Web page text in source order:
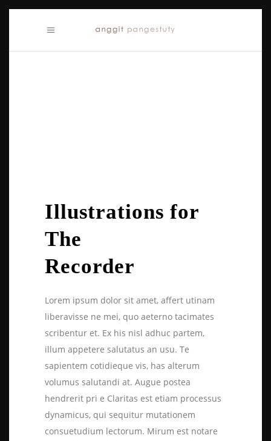
Illustrations for
The
Recorder
Lorem ipsum dolor sit amet, affert utinam
liberavisse ne mei, quo aeterno tacimates
scribentur et. Ex his nisl adhuc partem,
illum appetere salutatus an usu. Te
sapientem cotidieque vis, has alterum
volumus salutandi at. Augue postea
hendrerit pri e Claritas est etiam processus
dynamicus, qui sequitur mutationem
consuetudium lectorum. Mirum est notare